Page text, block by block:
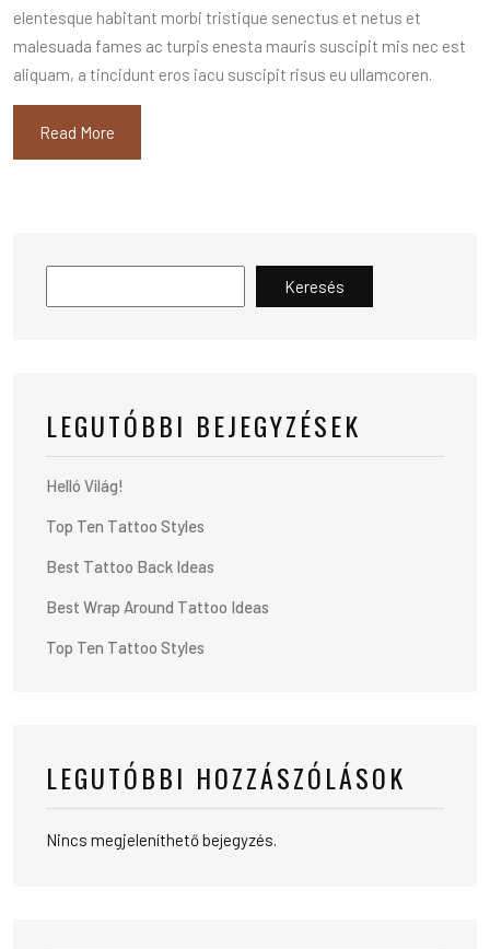
elentesque habitant morbi tristique senectus et netus et
malesuada fames ac turpis enesta mauris suscipit mis nec est
aliquam, a tincidunt eros iacu suscipit risus eu ullamcoren.
Read More
Keresés
LEGUTÓBBI BEJEGYZÉSEK
Helló Világ!
Top Ten Tattoo Styles
Best Tattoo Back Ideas
Best Wrap Around Tattoo Ideas
Top Ten Tattoo Styles
LEGUTÓBBI HOZZÁSZÓLÁSOK
Nincs megjeleníthető bejegyzés.